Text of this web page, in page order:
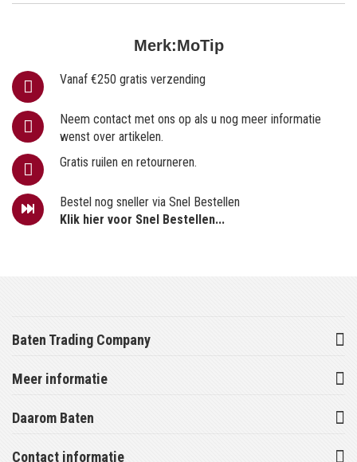
Merk:MoTip
Vanaf €250 gratis verzending
Neem contact met ons op als u nog meer informatie
wenst over artikelen.
Gratis ruilen en retourneren.
Bestel nog sneller via Snel Bestellen
Klik hier voor Snel Bestellen...
Baten Trading Company
Meer informatie
Daarom Baten
Contact informatie